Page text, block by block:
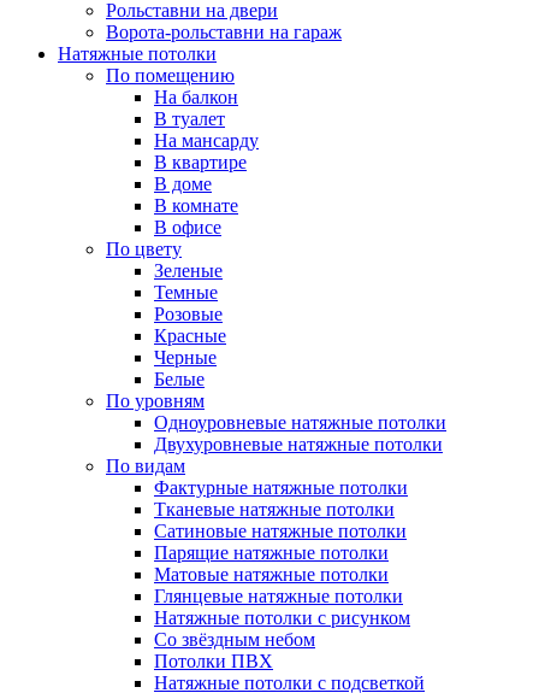
Рольставни на двери
Ворота-рольставни на гараж
Натяжные потолки
По помещению
На балкон
В туалет
На мансарду
В квартире
В доме
В комнате
В офисе
По цвету
Зеленые
Темные
Розовые
Красные
Черные
Белые
По уровням
Одноуровневые натяжные потолки
Двухуровневые натяжные потолки
По видам
Фактурные натяжные потолки
Тканевые натяжные потолки
Сатиновые натяжные потолки
Парящие натяжные потолки
Матовые натяжные потолки
Глянцевые натяжные потолки
Натяжные потолки с рисунком
Со звёздным небом
Потолки ПВХ
Натяжные потолки с подсветкой